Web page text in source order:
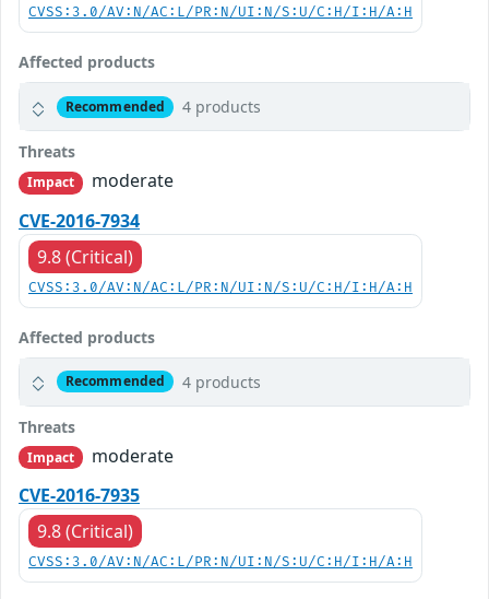
CVSS:3.0/AV:N/AC:L/PR:N/UI:N/S:U/C:H/I:H/A:H
Affected products
Recommended 4 products
Threats
Impact
moderate
CVE-2016-7934
9.8 (Critical)
CVSS:3.0/AV:N/AC:L/PR:N/UI:N/S:U/C:H/I:H/A:H
Affected products
Recommended 4 products
Threats
Impact
moderate
CVE-2016-7935
9.8 (Critical)
CVSS:3.0/AV:N/AC:L/PR:N/UI:N/S:U/C:H/I:H/A:H